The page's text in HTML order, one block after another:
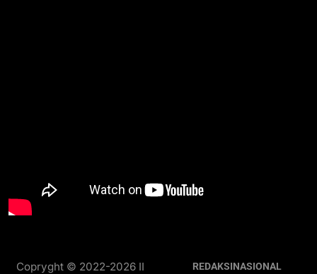
Copryght © 2022-2026 II
REDAKSINASIONAL